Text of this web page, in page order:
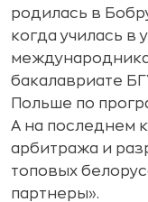
родилась в
когда училась в
бакалавриате
Польше по
А на последнем
арбитража и
топовых
партнеры».